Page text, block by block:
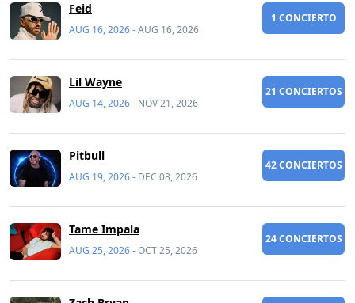
Feid
AUG 16, 2026-AUG 16, 2026
1 CONCIERTO
Lil Wayne
AUG 14, 2026- NOV 21, 2026
21 CONCIERTOS
Pitbull
AUG 19, 2026- DEC 08, 2026
42 CONCIERTOS
Tame Impala
AUG 25, 2026-OCT 25, 2026
24 CONCIERTOS